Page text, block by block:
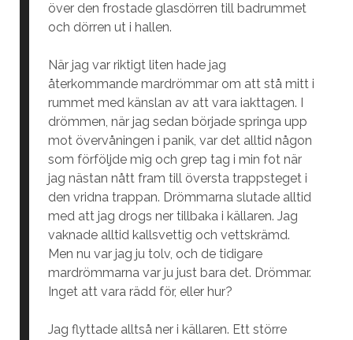
över den frostade glasdörren till badrummet
och dörren ut i hallen.
När jag var riktigt liten hade jag
återkommande mardrömmar om att stå mitt i
rummet med känslan av att vara iakttagen. I
drömmen, när jag sedan började springa upp
mot övervåningen i panik, var det alltid någon
som förföljde mig och grep tag i min fot när
jag nästan nått fram till översta trappsteget i
den vridna trappan. Drömmarna slutade alltid
med att jag drogs ner tillbaka i källaren. Jag
vaknade alltid kallsvettig och vettskrämd.
Men nu var jag ju tolv, och de tidigare
mardrömmarna var ju just bara det. Drömmar.
Inget att vara rädd för, eller hur?
Jag flyttade alltså ner i källaren. Ett större